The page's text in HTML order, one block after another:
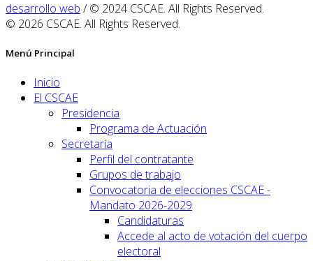
desarrollo web / © 2024 CSCAE. All Rights Reserved.
© 2026 CSCAE. All Rights Reserved.
Menú Principal
Inicio
El CSCAE
Presidencia
Programa de Actuación
Secretaría
Perfil del contratante
Grupos de trabajo
Convocatoria de elecciones CSCAE -
Mandato 2026-2029
Candidaturas
Accede al acto de votación del cuerpo
electoral